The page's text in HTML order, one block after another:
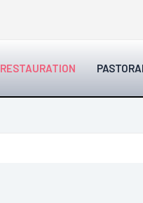
RESTAURATION